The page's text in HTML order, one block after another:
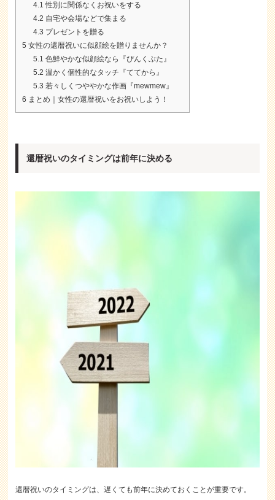
4.1 性別に関係なくお祝いをする
4.2 自宅や会場などで集まる
4.3 プレゼントを贈る
5 女性の還暦祝いに似顔絵を贈りませんか？
5.1 色鮮やかな似顔絵なら『ぴんくぶた』
5.2 温かく個性的なタッチ『ててから』
5.3 若々しくつややかな作画『mewmew』
6 まとめ｜女性の還暦祝いをお祝いしよう！
還暦祝いのタイミングは前年に決める
還暦祝いのタイミングは、遅くても前年に決めておくことが重要です。